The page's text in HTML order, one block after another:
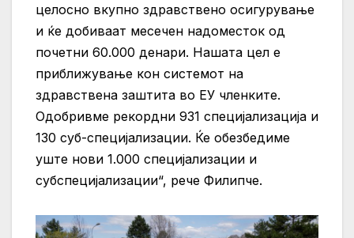
целосно вкупно здравствено осигурување
и ќе добиваат месечен надоместок од
почетни 60.000 денари. Нашата цел е
приближување кон системот на
здравствена заштита во ЕУ членките.
Одобривме рекордни 931 специјализација и
130 суб-специјализации. Ќе обезбедиме
уште нови 1.000 специјализации и
субспецијализации“, рече Филипче.